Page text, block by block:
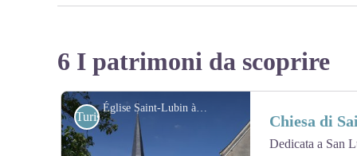
6 I patrimoni da scoprire
Église Saint-Lubin à Muides-sur-Loire - Amis saint Colomban
Turistiche Chiesa di
Dedicata a San